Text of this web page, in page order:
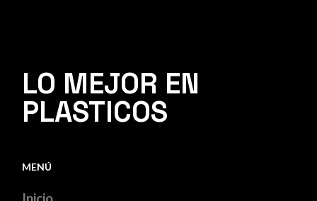
LO MEJOR EN
PLASTICOS
MENÚ